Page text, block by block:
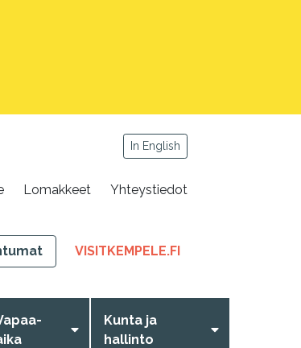
In English
Lomakkeet Yhteystiedot
VISITKEMPELE.FI,
VÄLILEHTEEN
Kunta ja
hallinto